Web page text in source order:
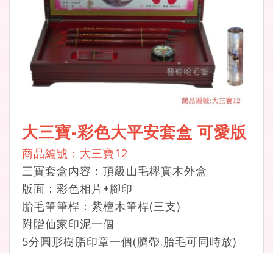
大三寶-彩色大平安套盒 可愛版
商品編號：大三寶12
三寶套盒內容：頂級山毛櫸實木外盒
版面：彩色相片+腳印
胎毛筆筆桿：紫檀木筆桿(三支)
附贈仙家印泥一個
5分圓形樹脂印章一個(臍帶.胎毛可同時放)